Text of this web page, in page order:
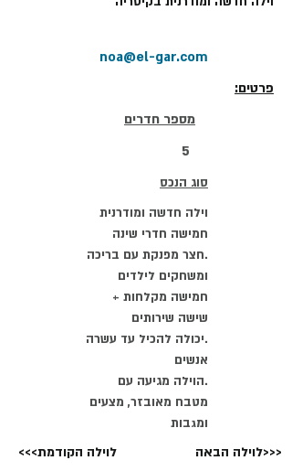
noa@el-gar.com
פרטים:
מספר חדרים
5
סוג הנכס
וילה חדשה ומודרנית
חמישה חדרי שינה
.חצר מפנקת עם בריכה
ומשחקים לילדים
חמישה מקלחות +
שישה שירותים
.יכולה להכיל עד עשרה
אנשים
.הוילה מגיעה עם
מטבח מאובזר, מצעים
ומגבות
<<<לוילה הקודמת לוילה הבאה>>>